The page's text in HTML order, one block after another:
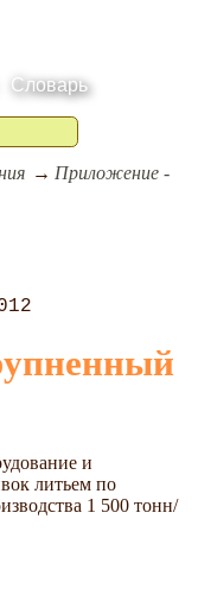
Словарь
Приложение -
и
литьем по
1 500 тонн/